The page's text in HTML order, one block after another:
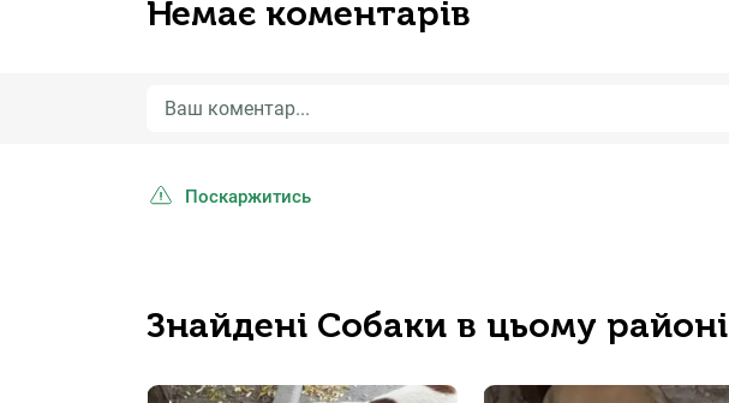
Немає коментарів
Поскаржитись
Знайдені Собаки в цьому районі